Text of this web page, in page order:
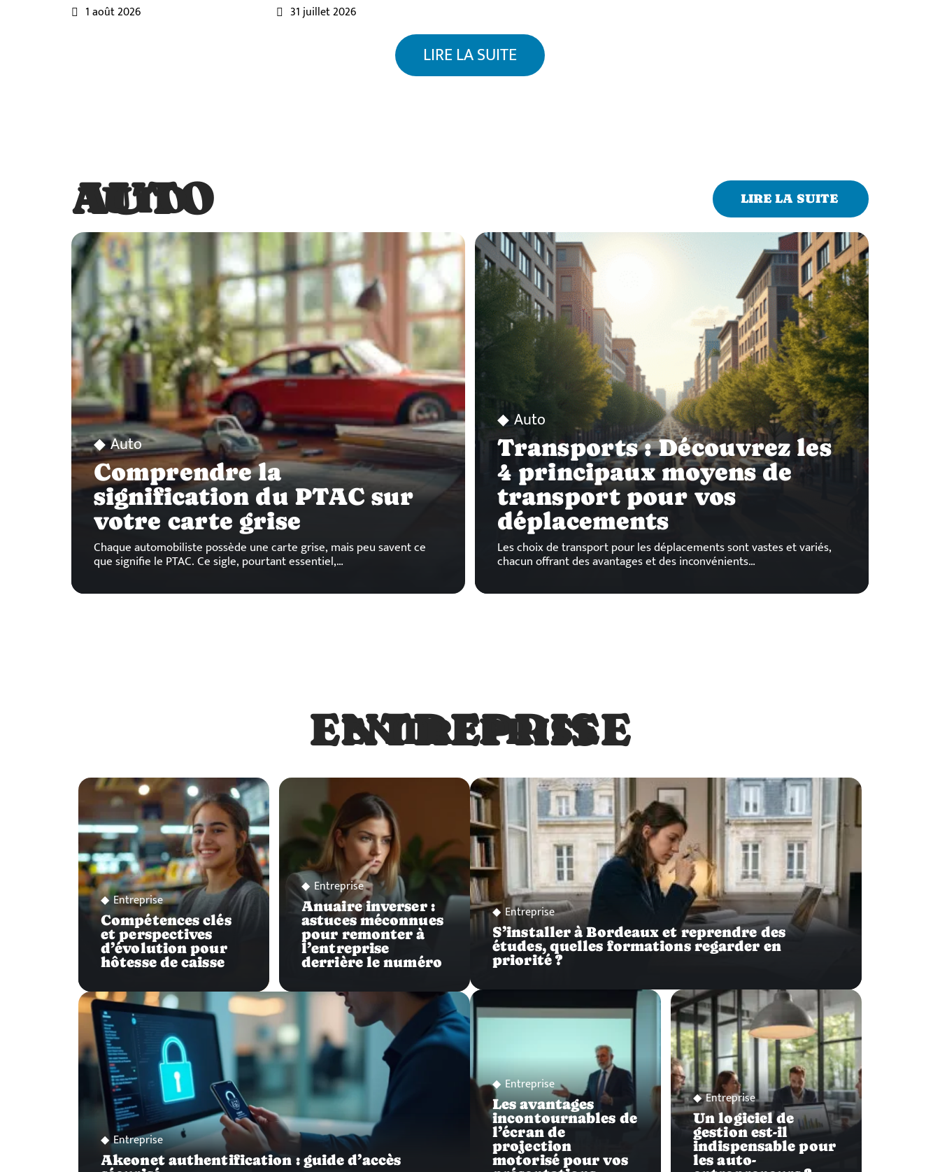
1 août 2026 31 juillet 2026
LIRE LA SUITE
AUTO
AUTO LIRE LA SUITE
Auto
Comprendre la
signification du PTAC sur
votre carte grise
Chaque automobiliste possède une carte grise, mais peu savent ce
que signifie le PTAC. Ce sigle, pourtant essentiel,…
Auto
Transports : Découvrez les
4 principaux moyens de
transport pour vos
déplacements
Les choix de transport pour les déplacements sont vastes et variés,
chacun offrant des avantages et des inconvénients…
ENTREPRISE
ENTREPRISE
Entreprise
Compétences clés
et perspectives
d’évolution pour
hôtesse de caisse
Entreprise
Anuaire inverser :
astuces méconnues
pour remonter à
l’entreprise
derrière le numéro
Entreprise
Akeonet authentification : guide d’accès
Entreprise
S’installer à Bordeaux et reprendre des
études, quelles formations regarder en
priorité ?
Entreprise
Les avantages
incontournables de
l’écran de
projection
motorisé pour vos
Entreprise
Un logiciel de
gestion est-il
indispensable pour
les auto-